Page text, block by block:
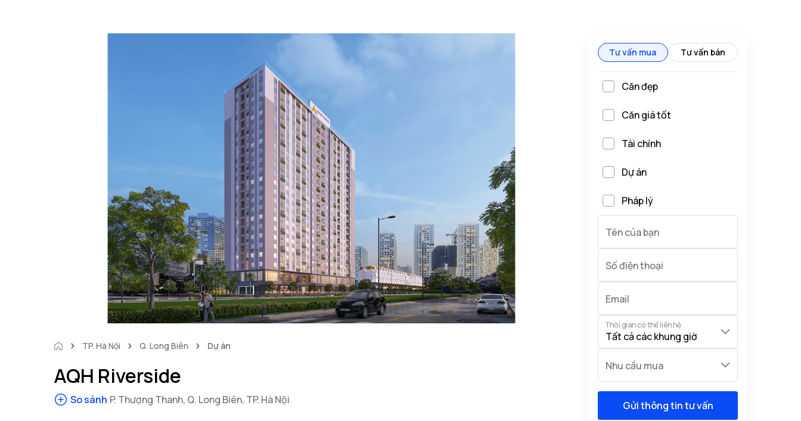
TP. Hà Nội Q. Long Biên Dự án
AQH Riverside
So sánh P. Thượng Thanh, Q. Long Biên, TP. Hà Nội
Tư vấn mua Tư vấn bán
Căn đẹp
Căn giá tốt
Tài chính
Dự án
Pháp lý
Tên của bạn
Số điện thoại
Email
Thời gian có thể liên hệ
Nhu cầu mua
Gửi thông tin tư vấn